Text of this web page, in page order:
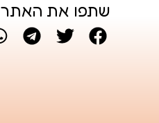
שתפו את האתר